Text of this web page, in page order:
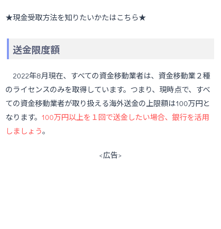
★現金受取方法を知りたいかたはこちら★
送金限度額
2022年8月現在、すべての資金移動業者は、資金移動業２種
のライセンスのみを取得しています。つまり、現時点で、すべ
ての資金移動業者が取り扱える海外送金の上限額は100万円と
なります。 100万円以上を１回で送金したい場合、銀行を活用
しましょう。
<広告>